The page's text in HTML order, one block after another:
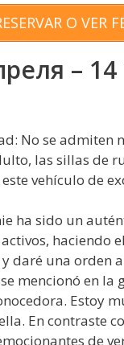
O VER
–
No se admiten
las sillas de
vehículo de
ha sido un
haciendo
daré una orden
mencionó en
Estoy
En contraste
de